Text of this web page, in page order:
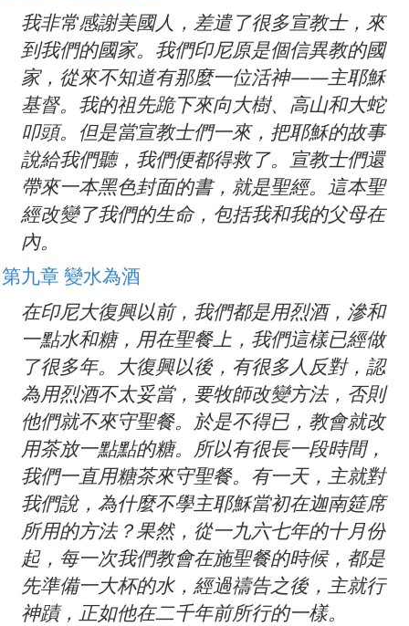
我非常感謝美國人，差遣了很多宣教士，來
到我們的國家。我們印尼原是個信異教的國
家，從來不知道有那麼一位活神——主耶穌
基督。我的祖先跪下來向大樹、高山和大蛇
叩頭。但是當宣教士們一來，把耶穌的故事
說給我們聽，我們便都得救了。宣教士們還
帶來一本黑色封面的書，就是聖經。這本聖
經改變了我們的生命，包括我和我的父母在
內。
第九章 變水為酒
在印尼大復興以前，我們都是用烈酒，滲和
一點水和糖，用在聖餐上，我們這樣已經做
了很多年。大復興以後，有很多人反對，認
為用烈酒不太妥當，要牧師改變方法，否則
他們就不來守聖餐。於是不得已，教會就改
用茶放一點點的糖。所以有很長一段時間，
我們一直用糖茶來守聖餐。有一天，主就對
我們說，為什麼不學主耶穌當初在迦南筵席
所用的方法？果然，從一九六七年的十月份
起，每一次我們教會在施聖餐的時候，都是
先準備一大杯的水，經過禱告之後，主就行
神蹟，正如他在二千年前所行的一樣。